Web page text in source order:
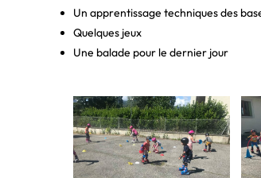
Un apprentissage techniques des
Quelques jeux
Une balade pour le dernier jour